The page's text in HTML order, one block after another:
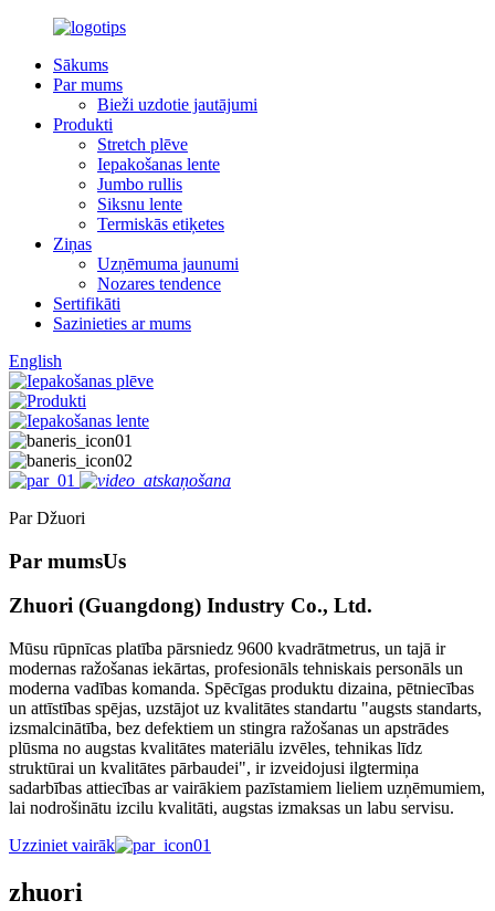
Sākums
Par mums
Bieži uzdotie jautājumi
Produkti
Stretch plēve
Iepakošanas lente
Jumbo rullis
Siksnu lente
Termiskās etiķetes
Ziņas
Uzņēmuma jaunumi
Nozares tendence
Sertifikāti
Sazinieties ar mums
English
Par Džuori
Par mumsUs
Zhuori (Guangdong) Industry Co., Ltd.
Mūsu rūpnīcas platība pārsniedz 9600 kvadrātmetrus, un tajā ir
modernas ražošanas iekārtas, profesionāls tehniskais personāls un
moderna vadības komanda. Spēcīgas produktu dizaina, pētniecības
un attīstības spējas, uzstājot uz kvalitātes standartu "augsts standarts,
izsmalcinātība, bez defektiem un stingra ražošanas un apstrādes
plūsma no augstas kvalitātes materiālu izvēles, tehnikas līdz
struktūrai un kvalitātes pārbaudei", ir izveidojusi ilgtermiņa
sadarbības attiecības ar vairākiem pazīstamiem lieliem uzņēmumiem,
lai nodrošinātu izcilu kvalitāti, augstas izmaksas un labu servisu.
Uzziniet vairāk
zhuori